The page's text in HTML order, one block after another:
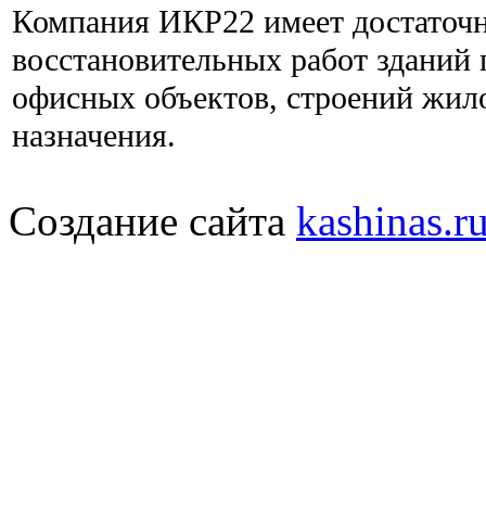
Компания ИКР22 имеет
восстановительных работ
офисных объектов, строений
назначения.
Создание сайта